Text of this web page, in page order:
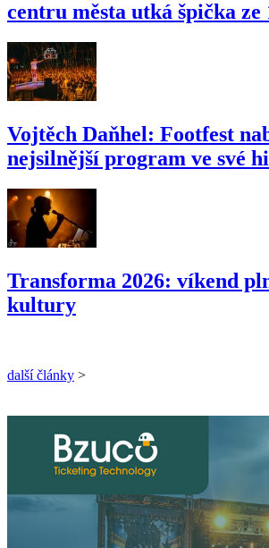
centru města utká špička ze
Vojtěch Daňhel: Footfest
nejsilnější program ve své
Transforma 2026: víkend
kultury
další články >